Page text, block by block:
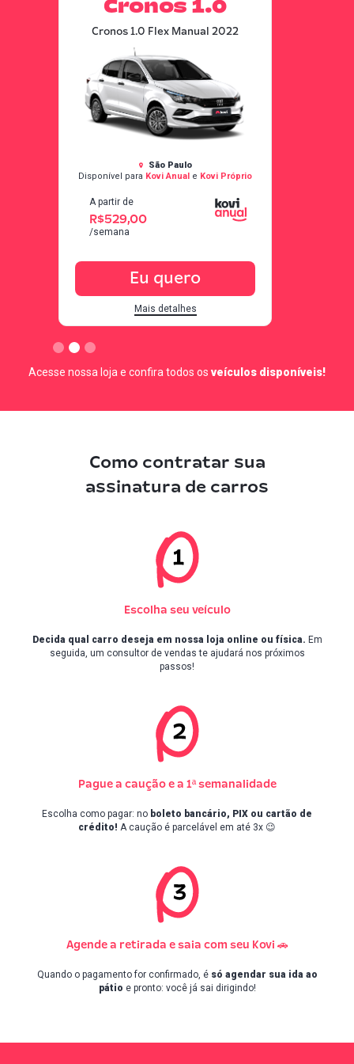
Cronos 1.0
Cronos 1.0 Flex Manual 2022
São Paulo
Disponível para Kovi Anual e Kovi Próprio
A partir de
R$529,00
/semana
Eu quero
Mais detalhes
Slide 2 of 3.
Acesse nossa loja e confira todos os veículos disponíveis!
Como contratar sua
assinatura de carros
Escolha seu veículo
Decida qual carro deseja em nossa loja online ou física. Em
seguida, um consultor de vendas te ajudará nos próximos
passos!
Pague a caução e a 1ª semanalidade
Escolha como pagar: no boleto bancário, PIX ou cartão de
crédito! A caução é parcelável em até 3x 😉
Agende a retirada e saia com seu Kovi 🚗
Quando o pagamento for confirmado, é só agendar sua ida ao
pátio e pronto: você já sai dirigindo!